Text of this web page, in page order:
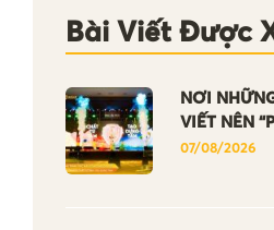
Bài Viết Được
NƠI
VIẾT NÊN
07/08/2026